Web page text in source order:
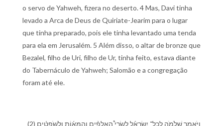
o servo de Yahweh, fizera no deserto. 4 Mas, Davi tinha
levado a Arca de Deus de Quiriate-Jearim para o lugar
que tinha preparado, pois ele tinha levantado uma tenda
para ela em Jerusalém. 5 Além disso, o altar de bronze que
Bezalel, filho de Uri, filho de Ur, tinha feito, estava diante
do Tabernáculo de Yahweh; Salomão e a congregação
foram até ele.
(2) וַ⁠יֹּ֣אמֶר שְׁלֹמֹ֣ה לְ⁠כָל־ יִשְׂרָאֵ֡ל לְ⁠שָׂרֵי֩ הָ⁠אֲלָפִ֨ים וְ⁠הַ⁠מֵּא֜וֹת וְ⁠לַ⁠שֹּֽׁפְטִ֗ים